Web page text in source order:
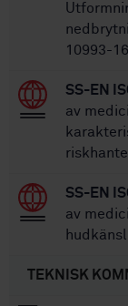
10993-
SS-EN
av
SS-EN
av
TEKNISK